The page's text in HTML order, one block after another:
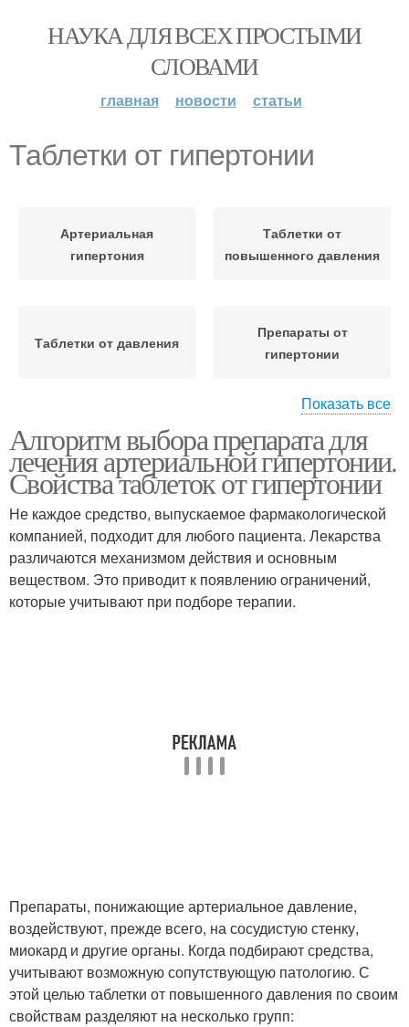
НАУКА ДЛЯ ВСЕХ ПРОСТЫМИ
СЛОВАМИ
главная новости статьи
Таблетки от гипертонии
Артериальная
гипертония
Таблетки от
повышенного давления
Таблетки от давления
Препараты от
гипертонии
нормализации
Недорогие таблетки
Таблетки от высокого
давления
Эффективные таблетки
Показать все
Алгоритм выбора препарата для
лечения артериальной гипертонии.
Свойства таблеток от гипертонии
Не каждое средство, выпускаемое фармакологической
компанией, подходит для любого пациента. Лекарства
различаются механизмом действия и основным
веществом. Это приводит к появлению ограничений,
которые учитывают при подборе терапии.
Препараты, понижающие артериальное давление,
воздействуют, прежде всего, на сосудистую стенку,
миокард и другие органы. Когда подбирают средства,
учитывают возможную сопутствующую патологию. С
этой целью таблетки от повышенного давления по своим
свойствам разделяют на несколько групп: